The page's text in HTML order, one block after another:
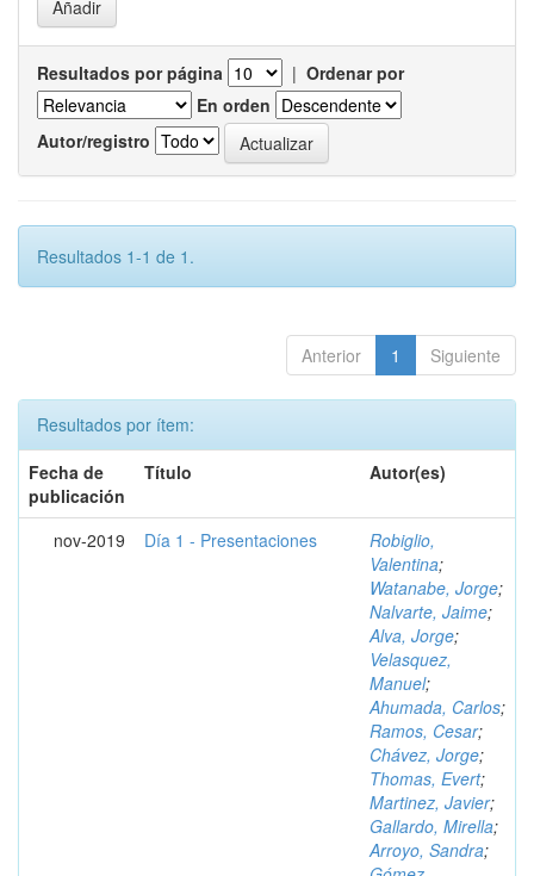
Resultados por página | Ordenar por
En orden
Autor/registro
Resultados 1-1 de 1.
Anterior 1 Siguiente
Resultados por ítem:
Fecha de
publicación
Título Autor(es)
nov-2019 Día 1 - Presentaciones
Robiglio,
Valentina;
Watanabe, Jorge;
Nalvarte, Jaime;
Alva, Jorge;
Velasquez,
Manuel;
Ahumada, Carlos;
Ramos, Cesar;
Chávez, Jorge;
Thomas, Evert;
Martinez, Javier;
Gallardo, Mirella;
Arroyo, Sandra;